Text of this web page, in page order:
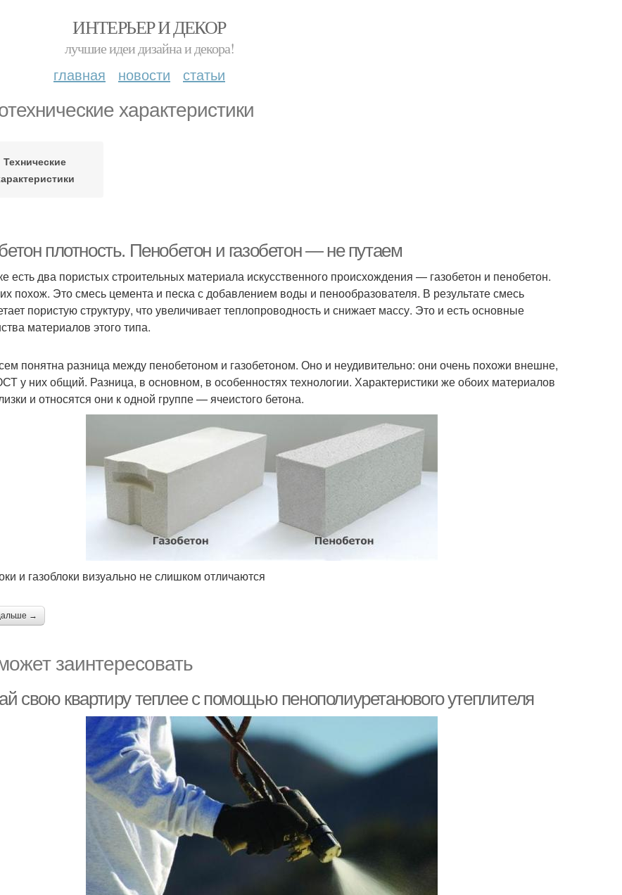
ИНТЕРЬЕР И ДЕКОР
лучшие идеи дизайна и декора!
главная новости статьи
характеристики
Технические
плотность. Пенобетон и газобетон — не путаем
есть два пористых строительных материала искусственного происхождения — газобетон и пенобетон.
похож. Это смесь цемента и песка с добавлением воды и пенообразователя. В результате смесь
пористую структуру, что увеличивает теплопроводность и снижает массу. Это и есть основные
материалов этого типа.
понятна разница между пенобетоном и газобетоном. Оно и неудивительно: они очень похожи внешне,
у них общий. Разница, в основном, в особенностях технологии. Характеристики же обоих материалов
и относятся они к одной группе — ячеистого бетона.
и газоблоки визуально не слишком отличаются
→
заинтересовать
свою квартиру теплее с помощью пенополиуретанового утеплителя